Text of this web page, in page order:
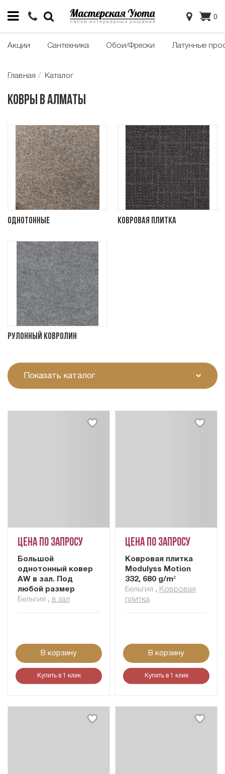
0
Акции Сантехника Обои/Фрески Латунные
Главная Каталог
Ковры в Алматы
Однотонные Ковровая плитка
Рулонный ковролин
Показать каталог
Цена по запросу
Большой
однотонный ковер
AW в зал. Под
любой размер
Бельгия , в зал
В корзину
Купить в 1 клик
Цена по запросу
Ковровая плитка
Modulyss Motion
332, 680 g/m²
Бельгия , Ковровая
плитка
В корзину
Купить в 1 клик